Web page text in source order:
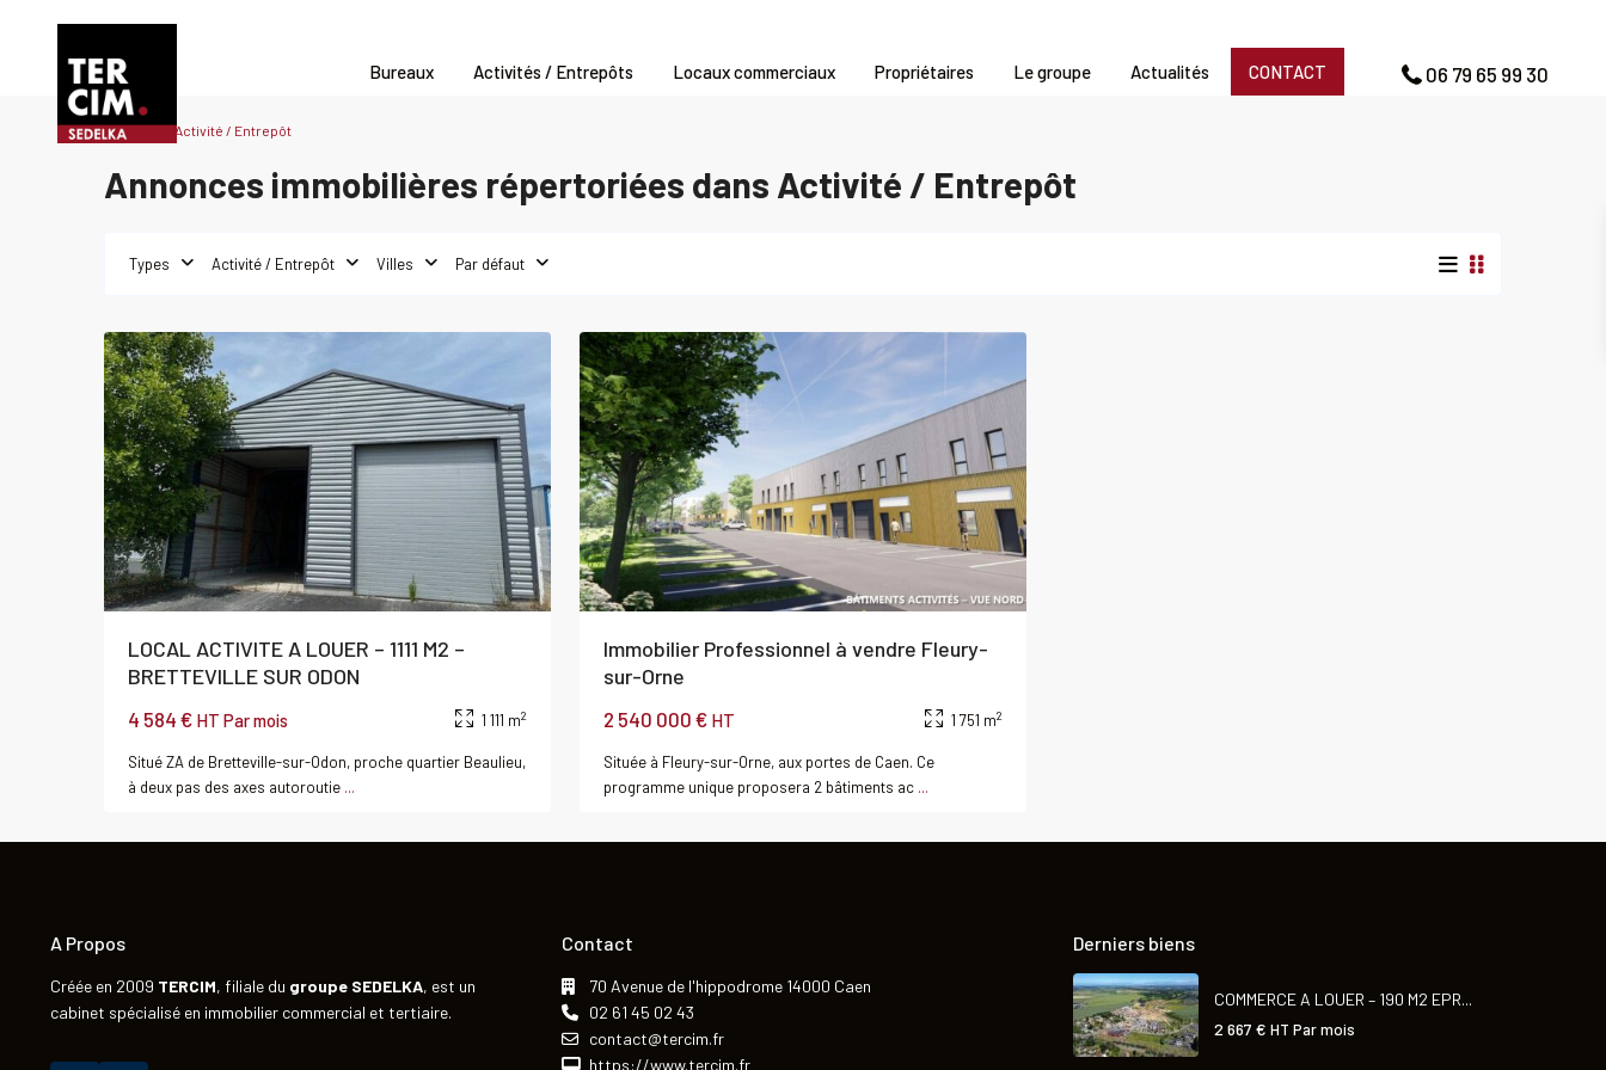
Bureaux Activités / Entrepôts Locaux commerciaux Propriétaires Le groupe Actualités CONTACT 06 79 65 99 30
Accueil Activité / Entrepôt
Annonces immobilières répertoriées dans Activité / Entrepôt
Types Activité / Entrepôt Villes Par défaut
LOCAL ACTIVITE A LOUER – 1111 M2 –
BRETTEVILLE SUR ODON
4 584 € HT Par mois 1 111 m2
Situé ZA de Bretteville-sur-Odon, proche quartier Beaulieu,
à deux pas des axes autoroutie ...
Immobilier Professionnel à vendre Fleury-
sur-Orne
2 540 000 € HT 1 751 m2
Située à Fleury-sur-Orne, aux portes de Caen. Ce
programme unique proposera 2 bâtiments ac ...
A Propos
Créée en 2009 TERCIM, filiale du groupe SEDELKA, est un
cabinet spécialisé en immobilier commercial et tertiaire.
Contact
70 Avenue de l'hippodrome 14000 Caen
02 61 45 02 43
contact@tercim.fr
https://www.tercim.fr
Derniers biens
COMMERCE A LOUER – 190 M2 EPR...
2 667 € HT Par mois